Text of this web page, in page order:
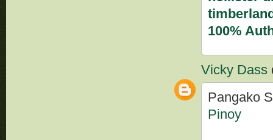
100%
Vicky Dass
Pangako
Pinoy